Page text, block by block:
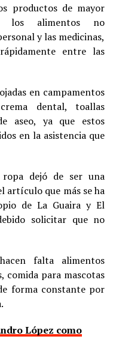
productos de mayor
los alimentos no
y las medicinas,
entre las
en campamentos
dental, toallas
aseo, ya que estos
en la asistencia que
dejó de ser una
artículo que más se ha
de La Guaira y El
solicitar que no
falta alimentos
comida para mascotas
forma constante por
López como